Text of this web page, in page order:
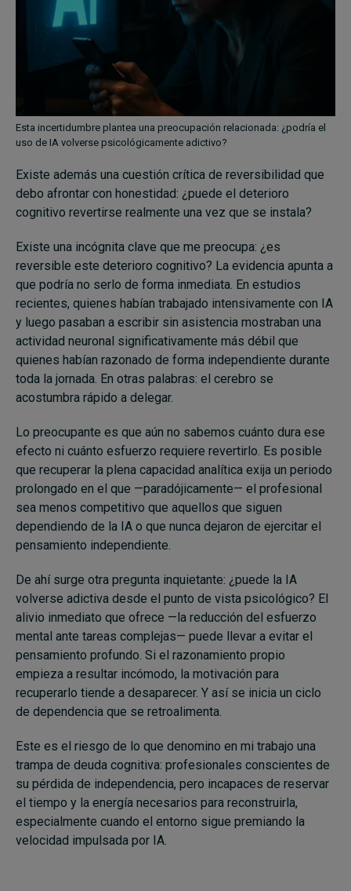
Esta incertidumbre plantea una preocupación relacionada: ¿podría el
uso de IA volverse psicológicamente adictivo?
Existe además una cuestión crítica de reversibilidad que
debo afrontar con honestidad: ¿puede el deterioro
cognitivo revertirse realmente una vez que se instala?
Existe una incógnita clave que me preocupa: ¿es
reversible este deterioro cognitivo? La evidencia apunta a
que podría no serlo de forma inmediata. En estudios
recientes, quienes habían trabajado intensivamente con IA
y luego pasaban a escribir sin asistencia mostraban una
actividad neuronal significativamente más débil que
quienes habían razonado de forma independiente durante
toda la jornada. En otras palabras: el cerebro se
acostumbra rápido a delegar.
Lo preocupante es que aún no sabemos cuánto dura ese
efecto ni cuánto esfuerzo requiere revertirlo. Es posible
que recuperar la plena capacidad analítica exija un periodo
prolongado en el que —paradójicamente— el profesional
sea menos competitivo que aquellos que siguen
dependiendo de la IA o que nunca dejaron de ejercitar el
pensamiento independiente.
De ahí surge otra pregunta inquietante: ¿puede la IA
volverse adictiva desde el punto de vista psicológico? El
alivio inmediato que ofrece —la reducción del esfuerzo
mental ante tareas complejas— puede llevar a evitar el
pensamiento profundo. Si el razonamiento propio
empieza a resultar incómodo, la motivación para
recuperarlo tiende a desaparecer. Y así se inicia un ciclo
de dependencia que se retroalimenta.
Este es el riesgo de lo que denomino en mi trabajo una
trampa de deuda cognitiva: profesionales conscientes de
su pérdida de independencia, pero incapaces de reservar
el tiempo y la energía necesarios para reconstruirla,
especialmente cuando el entorno sigue premiando la
velocidad impulsada por IA.